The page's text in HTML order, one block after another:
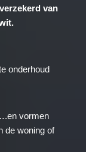
van
onderhoud
vormen
de woning of